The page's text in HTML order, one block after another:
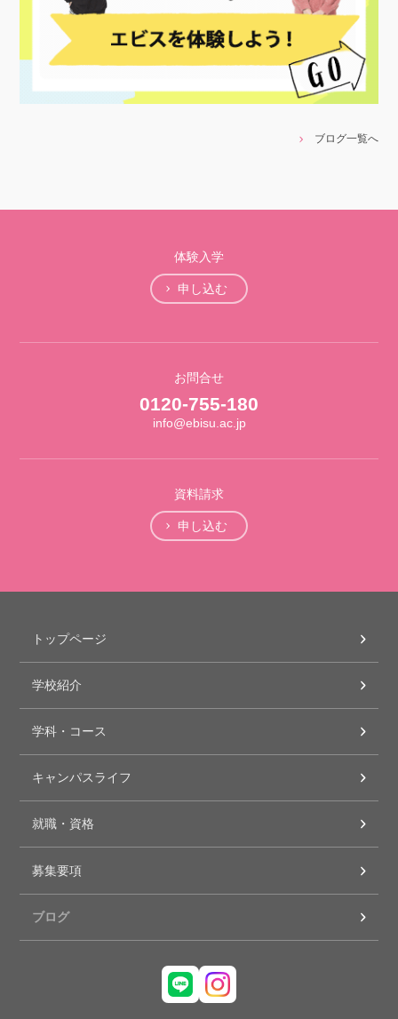
ブログ一覧へ
体験入学
申し込む
お問合せ
0120-755-180
info@ebisu.ac.jp
資料請求
申し込む
トップページ
学校紹介
学科・コース
キャンパスライフ
就職・資格
募集要項
ブログ